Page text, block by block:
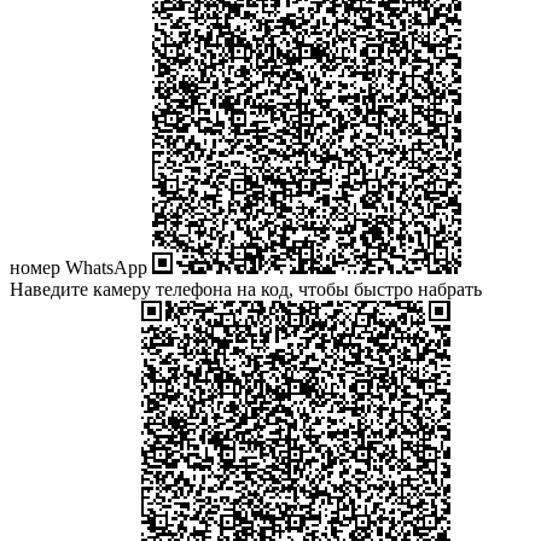
номер WhatsApp
Наведите камеру телефона на код, чтобы быстро набрать